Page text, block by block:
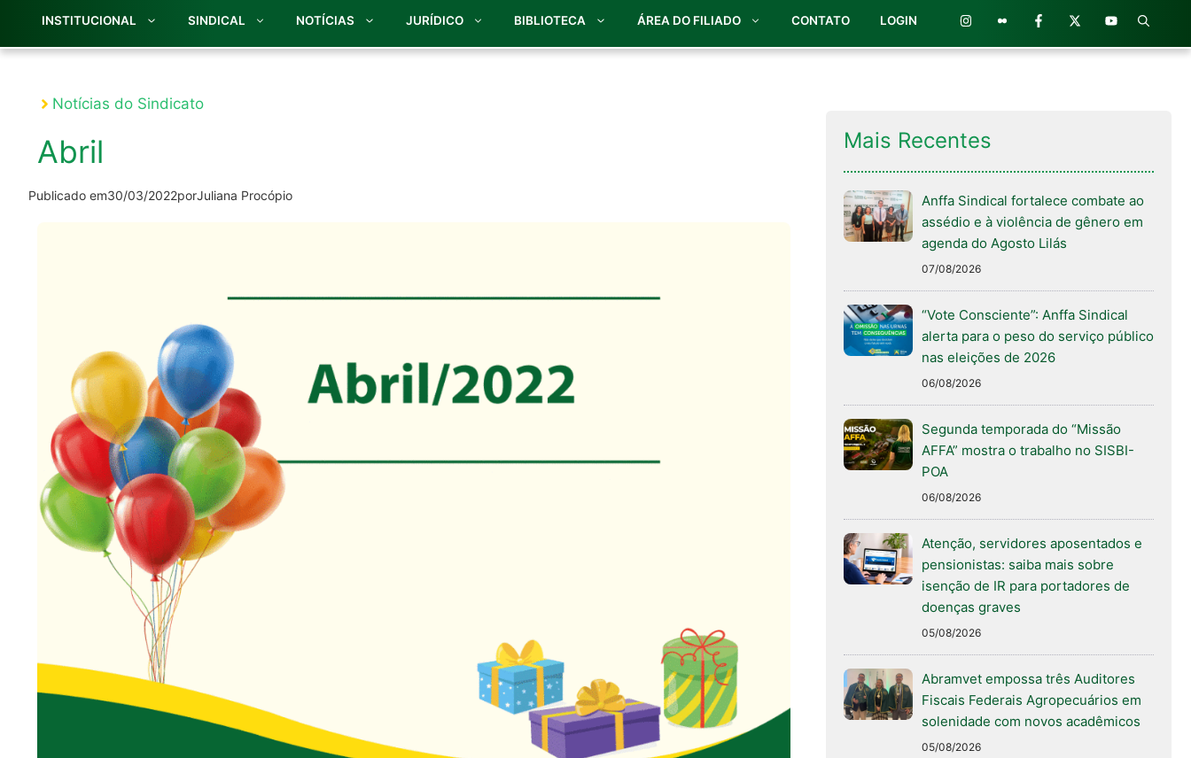
INSTITUCIONAL SINDICAL NOTÍCIAS JURÍDICO BIBLIOTECA ÁREA DO FILIADO CONTATO LOGIN
Notícias do Sindicato
Abril
Publicado em30/03/2022porJuliana Procópio
Mais Recentes
Anffa Sindical fortalece combate ao
assédio e à violência de gênero em
agenda do Agosto Lilás
07/08/2026
“Vote Consciente”: Anffa Sindical
alerta para o peso do serviço público
nas eleições de 2026
06/08/2026
Segunda temporada do “Missão
AFFA” mostra o trabalho no SISBI-
POA
06/08/2026
Atenção, servidores aposentados e
pensionistas: saiba mais sobre
isenção de IR para portadores de
doenças graves
05/08/2026
Abramvet empossa três Auditores
Fiscais Federais Agropecuários em
solenidade com novos acadêmicos
05/08/2026